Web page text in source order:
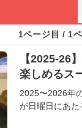
1ページ目 / 1
【2025-26
楽しめるス
2025〜2026年
が日曜日にあ